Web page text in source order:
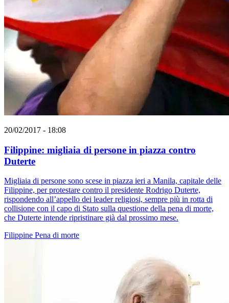
20/02/2017 - 18:08
Filippine: migliaia di persone in piazza contro
Duterte
Migliaia di persone sono scese in piazza ieri a Manila, capitale delle
Filippine, per protestare contro il presidente Rodrigo Duterte,
rispondendo all’appello dei leader religiosi, sempre più in rotta di
collisione con il capo di Stato sulla questione della pena di morte,
che Duterte intende ripristinare già dal prossimo mese.
Filippine Pena di morte